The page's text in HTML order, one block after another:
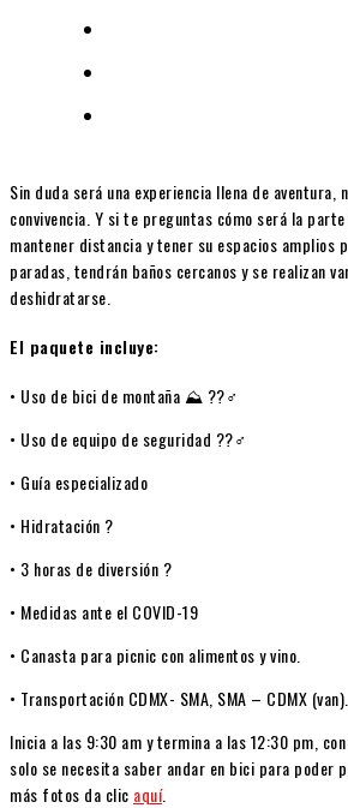
Sin duda será una experiencia llena de aventura,
convivencia. Y si te preguntas cómo será la
mantener distancia y tener su espacios amplios
paradas, tendrán baños cercanos y se realizan
deshidratarse.
El paquete incluye:
• Uso de bici de montaña ⛰ ??‍♂️
• Uso de equipo de seguridad ??‍♂️
• Guía especializado
• Hidratación ?
• 3 horas de diversión ?
• Medidas ante el COVID-19
• Canasta para picnic con alimentos y vino.
• Transportación CDMX- SMA, SMA – CDMX (van).
Inicia a las 9:30 am y termina a las 12:30 pm,
solo se necesita saber andar en bici para poder
más fotos da clic aquí.